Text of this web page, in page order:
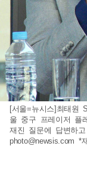
[서울=뉴시스]최태원
울 중구 프레이저 플
재진 질문에 답변하
photo@newsis.com *